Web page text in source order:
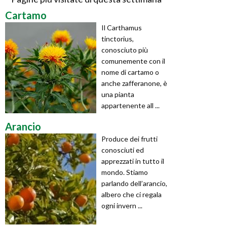
Cartamo
Il Carthamus
tinctorius,
conosciuto più
comunemente con il
nome di cartamo o
anche zafferanone, è
una pianta
appartenente all ...
Arancio
Produce dei frutti
conosciuti ed
apprezzati in tutto il
mondo. Stiamo
parlando dell’arancio,
albero che ci regala
ogni invern ...